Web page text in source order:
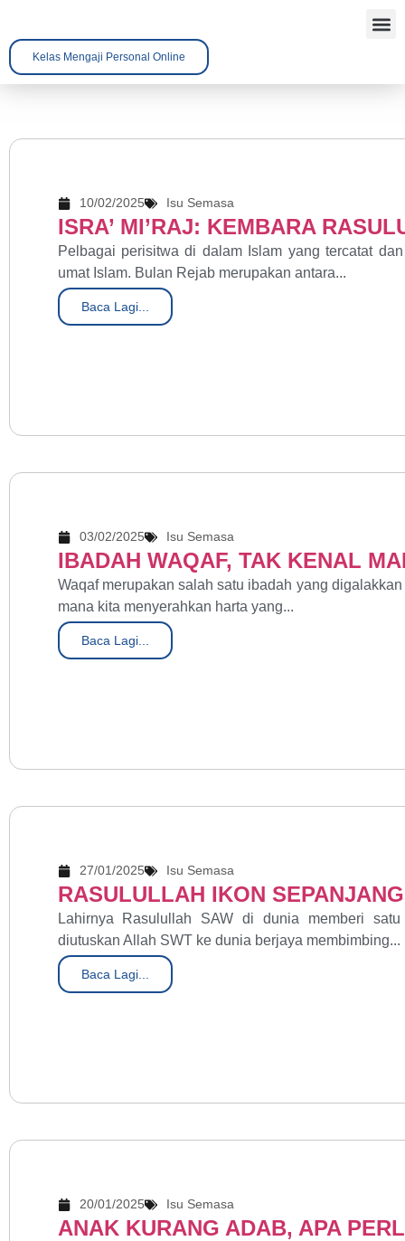
Kelas Mengaji Personal Online
10/02/2025 Isu Semasa
ISRA’ MI’RAJ: KEMBARA
Pelbagai perisitwa di dalam Islam yang tercatat
umat Islam. Bulan Rejab merupakan antara...
Baca Lagi...
03/02/2025 Isu Semasa
IBADAH WAQAF, TAK KENAL
Waqaf merupakan salah satu ibadah yang
mana kita menyerahkan harta yang...
Baca Lagi...
27/01/2025 Isu Semasa
RASULULLAH IKON
Lahirnya Rasulullah SAW di dunia memberi
diutuskan Allah SWT ke dunia berjaya membimbing...
Baca Lagi...
20/01/2025 Isu Semasa
ANAK KURANG ADAB, APA